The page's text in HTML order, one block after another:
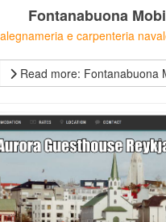
Fontanabuona
e carpenteria
Read more: Fontanabuona